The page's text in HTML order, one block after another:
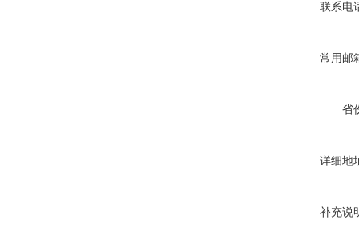
联系电
常用邮
省
详细地
补充说